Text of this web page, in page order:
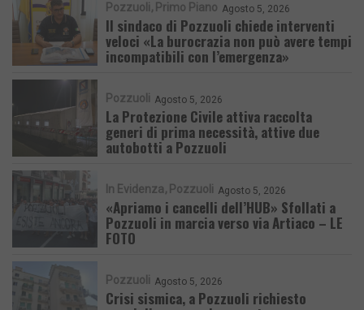
Pozzuoli Primo Piano Agosto 5, 2026
Il sindaco di Pozzuoli chiede interventi
veloci «La burocrazia non può avere tempi
incompatibili con l’emergenza»
Pozzuoli Agosto 5, 2026
La Protezione Civile attiva raccolta
generi di prima necessità, attive due
autobotti a Pozzuoli
In Evidenza Pozzuoli Agosto 5, 2026
«Apriamo i cancelli dell’HUB» Sfollati a
Pozzuoli in marcia verso via Artiaco – LE
FOTO
Pozzuoli Agosto 5, 2026
Crisi sismica, a Pozzuoli richiesto